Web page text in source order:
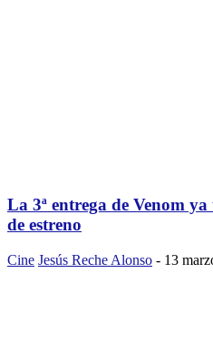
La 3ª entrega de Venom
de estreno
Cine Jesús Reche Alonso - 13